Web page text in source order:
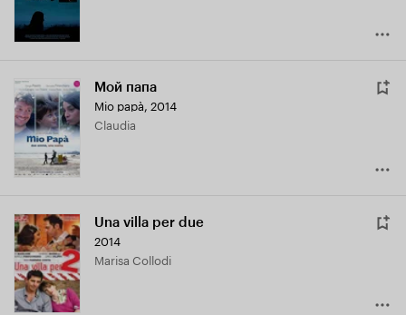
Мой папа
Mio papà, 2014
Claudia
Una villa per due
2014
Marisa Collodi